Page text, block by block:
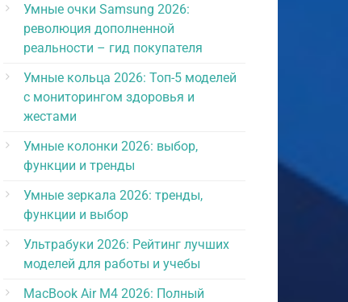
Умные очки Samsung 2026:
революция дополненной
реальности – гид покупателя
Умные кольца 2026: Топ-5 моделей
с мониторингом здоровья и
жестами
Умные колонки 2026: выбор,
функции и тренды
Умные зеркала 2026: тренды,
функции и выбор
Ультрабуки 2026: Рейтинг лучших
моделей для работы и учебы
MacBook Air M4 2026: Полный